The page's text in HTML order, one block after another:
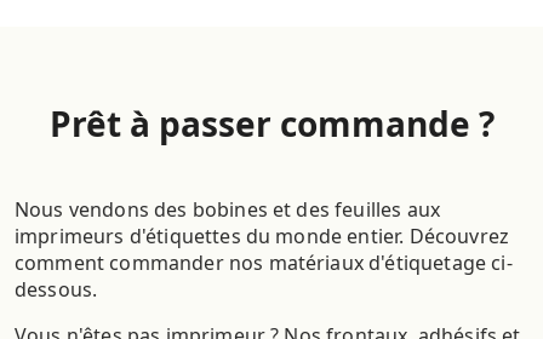
Prêt à passer commande ?
Nous vendons des bobines et des feuilles aux
imprimeurs d'étiquettes du monde entier. Découvrez
comment commander nos matériaux d'étiquetage ci-
dessous.